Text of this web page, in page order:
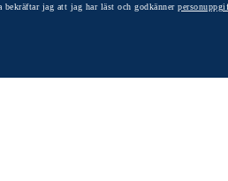
bekräftar jag att jag har läst och godkänner